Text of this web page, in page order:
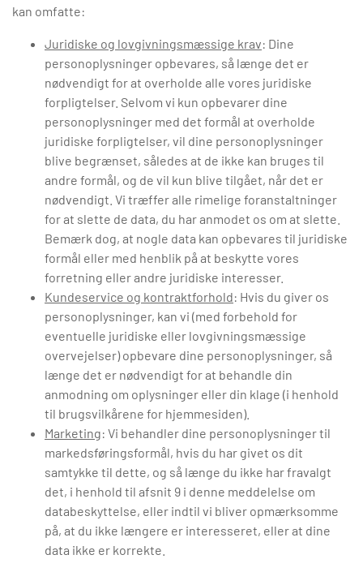
kan omfatte:
Juridiske og lovgivningsmæssige krav: Dine
personoplysninger opbevares, så længe det er
nødvendigt for at overholde alle vores juridiske
forpligtelser. Selvom vi kun opbevarer dine
personoplysninger med det formål at overholde
juridiske forpligtelser, vil dine personoplysninger
blive begrænset, således at de ikke kan bruges til
andre formål, og de vil kun blive tilgået, når det er
nødvendigt. Vi træffer alle rimelige foranstaltninger
for at slette de data, du har anmodet os om at slette.
Bemærk dog, at nogle data kan opbevares til juridiske
formål eller med henblik på at beskytte vores
forretning eller andre juridiske interesser.
Kundeservice og kontraktforhold: Hvis du giver os
personoplysninger, kan vi (med forbehold for
eventuelle juridiske eller lovgivningsmæssige
overvejelser) opbevare dine personoplysninger, så
længe det er nødvendigt for at behandle din
anmodning om oplysninger eller din klage (i henhold
til brugsvilkårene for hjemmesiden).
Marketing: Vi behandler dine personoplysninger til
markedsføringsformål, hvis du har givet os dit
samtykke til dette, og så længe du ikke har fravalgt
det, i henhold til afsnit 9 i denne meddelelse om
databeskyttelse, eller indtil vi bliver opmærksomme
på, at du ikke længere er interesseret, eller at dine
data ikke er korrekte.